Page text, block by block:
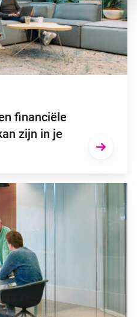
financiële
zijn in je
naar het nieuwe